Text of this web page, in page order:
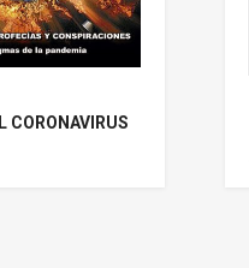
CORONAVIRUS